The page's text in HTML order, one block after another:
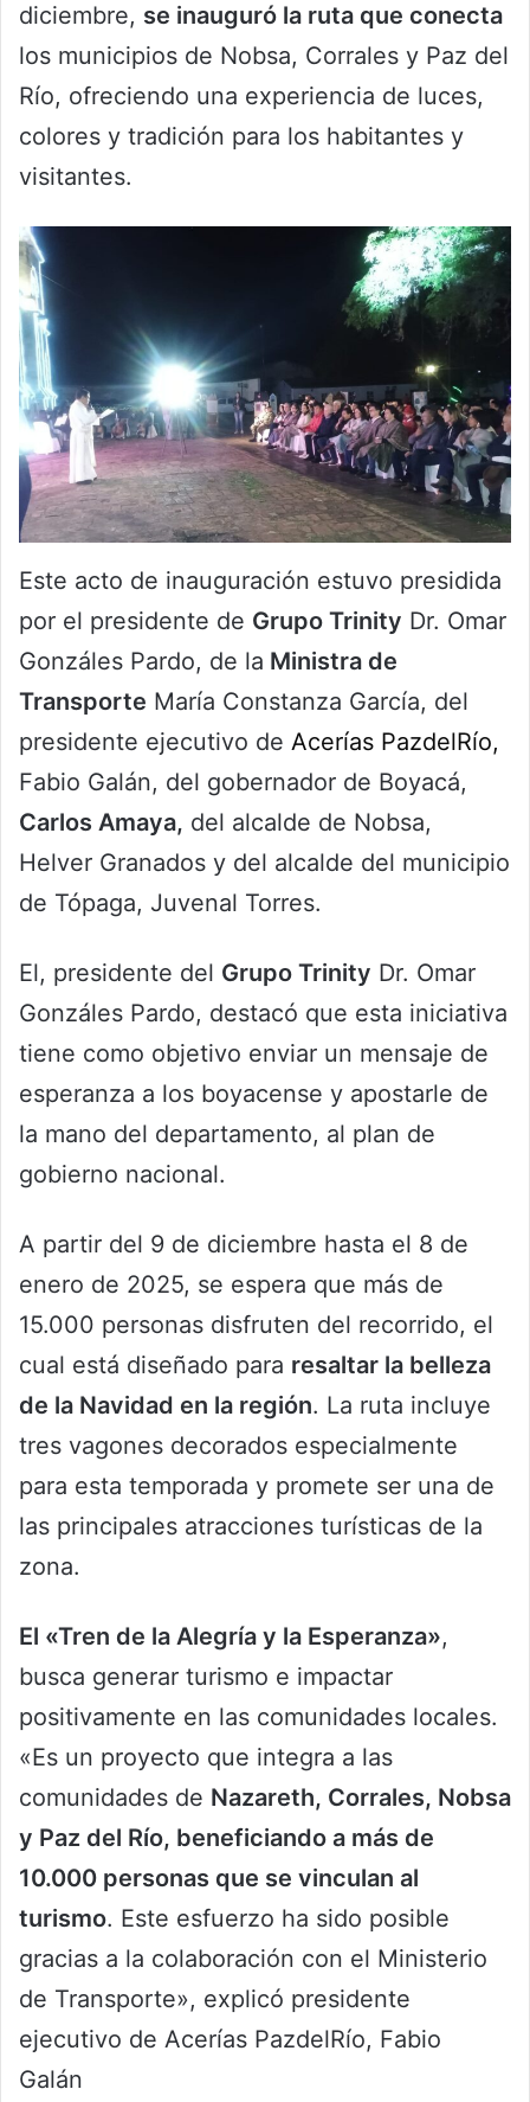
diciembre, se inauguró la ruta que conecta
los municipios de Nobsa, Corrales y Paz del
Río, ofreciendo una experiencia de luces,
colores y tradición para los habitantes y
visitantes.
Este acto de inauguración estuvo presidida
por el presidente de Grupo Trinity Dr. Omar
Gonzáles Pardo, de la Ministra de
Transporte María Constanza García, del
presidente ejecutivo de Acerías PazdelRío,
Fabio Galán, del gobernador de Boyacá,
Carlos Amaya, del alcalde de Nobsa,
Helver Granados y del alcalde del municipio
de Tópaga, Juvenal Torres.
El, presidente del Grupo Trinity Dr. Omar
Gonzáles Pardo, destacó que esta iniciativa
tiene como objetivo enviar un mensaje de
esperanza a los boyacense y apostarle de
la mano del departamento, al plan de
gobierno nacional.
A partir del 9 de diciembre hasta el 8 de
enero de 2025, se espera que más de
15.000 personas disfruten del recorrido, el
cual está diseñado para resaltar la belleza
de la Navidad en la región. La ruta incluye
tres vagones decorados especialmente
para esta temporada y promete ser una de
las principales atracciones turísticas de la
zona.
El «Tren de la Alegría y la Esperanza»,
busca generar turismo e impactar
positivamente en las comunidades locales.
«Es un proyecto que integra a las
comunidades de Nazareth, Corrales, Nobsa
y Paz del Río, beneficiando a más de
10.000 personas que se vinculan al
turismo. Este esfuerzo ha sido posible
gracias a la colaboración con el Ministerio
de Transporte», explicó presidente
ejecutivo de Acerías PazdelRío, Fabio
Galán